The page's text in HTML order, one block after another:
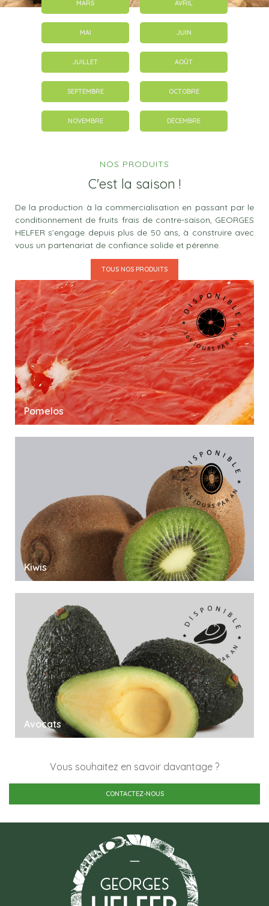
MARS AVRIL
MAI JUIN
JUILLET AOÛT
SEPTEMBRE OCTOBRE
NOVEMBRE DÉCEMBRE
NOS PRODUITS
C'est la saison !
De la production à la commercialisation en passant par le
conditionnement de fruits frais de contre-saison, GEORGES
HELFER s’engage depuis plus de 50 ans, à construire avec
vous un partenariat de confiance solide et pérenne.
TOUS NOS PRODUITS
Pomelos
Kiwis
Avocats
Vous souhaitez en savoir davantage ?
CONTACTEZ-NOUS